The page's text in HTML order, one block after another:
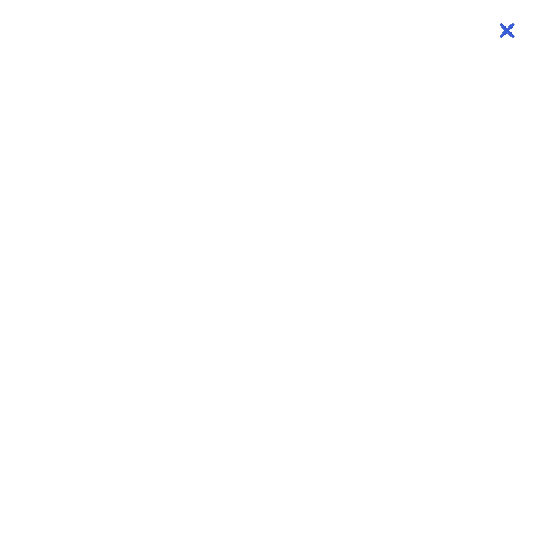
×
×
×
×